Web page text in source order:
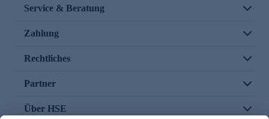
Service & Beratung
Zahlung
Rechtliches
Partner
Über HSE